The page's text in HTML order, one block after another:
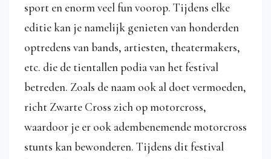
sport en enorm veel fun voorop. Tijdens elke
editie kan je namelijk genieten van honderden
optredens van bands, artiesten, theatermakers,
etc. die de tientallen podia van het festival
betreden. Zoals de naam ook al doet vermoeden,
richt Zwarte Cross zich op motorcross,
waardoor je er ook adembenemende motorcross
stunts kan bewonderen. Tijdens dit festival